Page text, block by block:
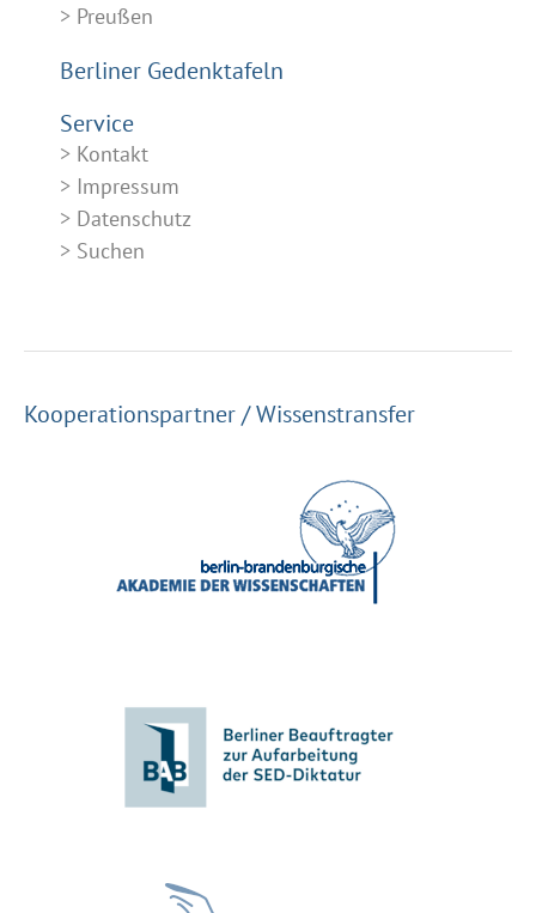
Preußen
Berliner Gedenktafeln
Service
Kontakt
Impressum
Datenschutz
Suchen
Kooperationspartner / Wissenstransfer